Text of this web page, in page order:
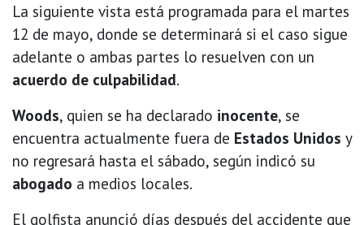
La siguiente vista está programada para el martes
12 de mayo, donde se determinará si el caso sigue
adelante o ambas partes lo resuelven con un
acuerdo de culpabilidad.
Woods, quien se ha declarado inocente, se
encuentra actualmente fuera de Estados Unidos y
no regresará hasta el sábado, según indicó su
abogado a medios locales.
El golfista anunció días después del accidente que